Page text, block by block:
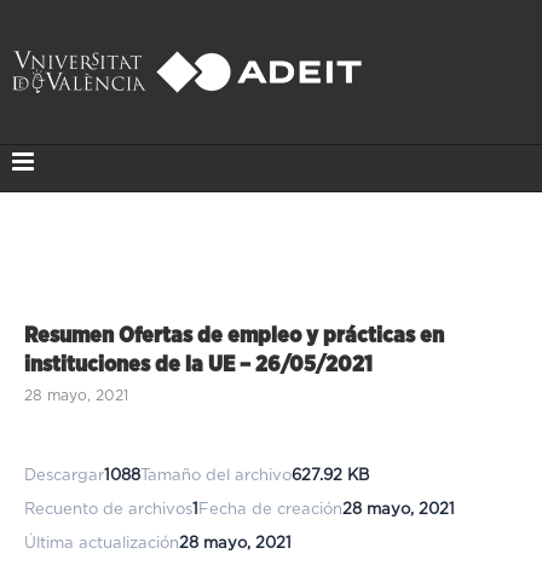
Resumen Ofertas de empleo y prácticas en
instituciones de la UE – 26/05/2021
28 mayo, 2021
Descargar1088 Tamaño del archivo627.92 KB
Recuento de archivos1 Fecha de creación28 mayo, 2021
Última actualización28 mayo, 2021